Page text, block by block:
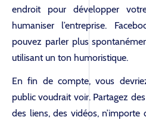
endroit pour développer
humaniser l’entreprise.
pouvez parler plus
utilisant un ton humoristique.
En fin de compte, vous
public voudrait voir. Partagez
des liens, des vidéos,